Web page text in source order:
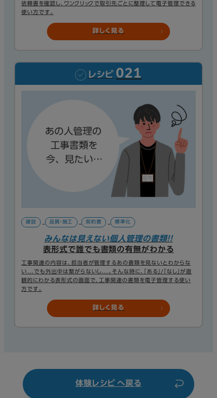
依頼書を確認し、ワンクリックで取引先ごとに整理して電子管理できる
使い方です。
詳しく見る
レシピ 021
建設 品質・施工 契約書 標準化
みんなは見えない個人管理の書類！！
表形式で誰でも書類の有無がわかる
工事関連の内容は、担当者が管理するあの書類を見ないとわからな
い…でも外出中は繋がらないし…。そんな時に、「ある」/「なし」が直
観的にわかる表形式の画面で、工事関連の書類を電子管理する使い
方です。
詳しく見る
体験レシピ へ戻る